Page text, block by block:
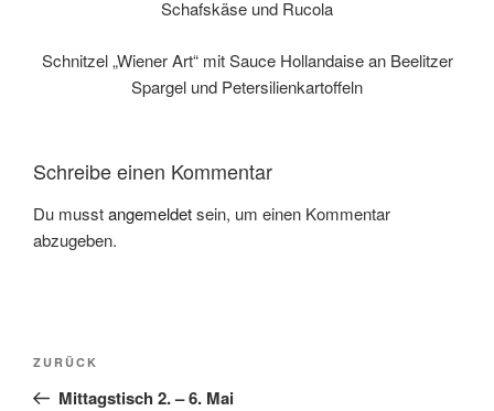
Schafskäse und Rucola
Schnitzel „Wiener Art“ mit Sauce Hollandaise an Beelitzer
Spargel und Petersilienkartoffeln
Schreibe einen Kommentar
Du musstangemeldetsein, um einen Kommentar
abzugeben.
Beitragsnavigation
Vorheriger
Beitrag
ZURÜCK
Mittagstisch 2. – 6. Mai